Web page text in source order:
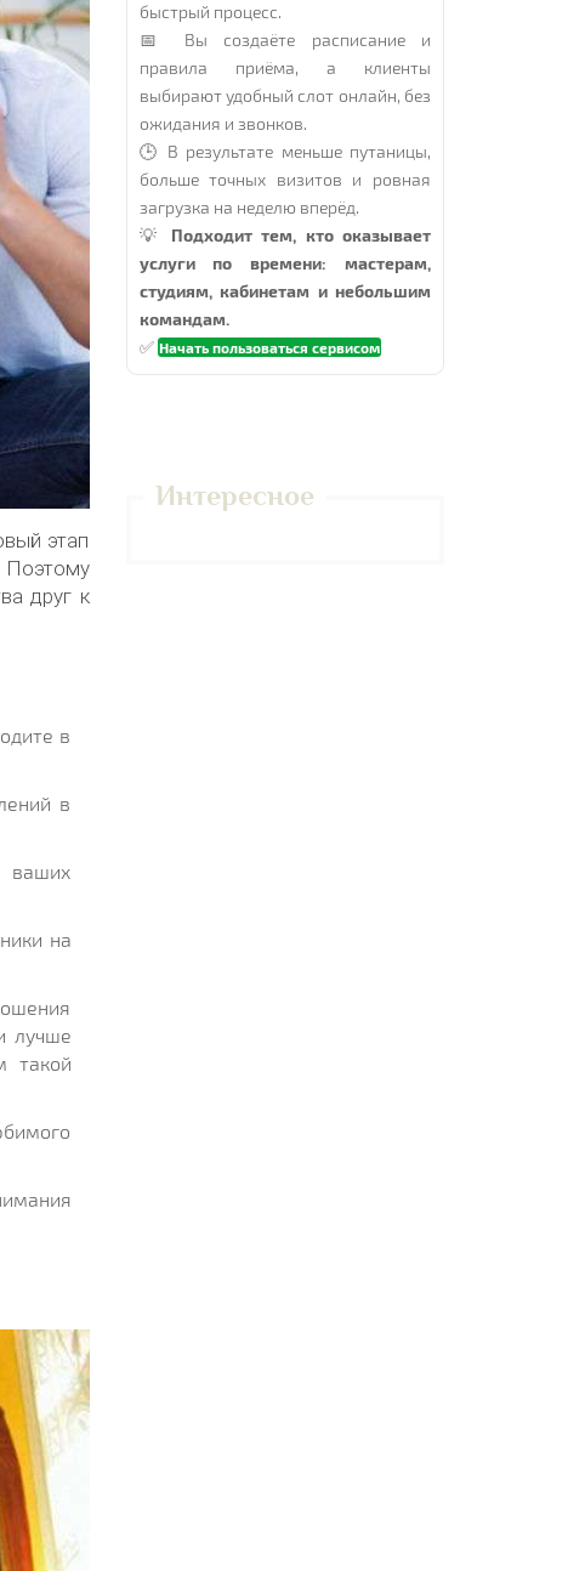
этап
Поэтому
друг к
в
в
ваших
на
лучше
такой
быстрый процесс.
📅 Вы создаёте расписание и
правила приёма, а клиенты
выбирают удобный слот онлайн, без
ожидания и звонков.
🕒 В результате меньше путаницы,
больше точных визитов и ровная
загрузка на неделю вперёд.
💡 Подходит тем, кто оказывает
услуги по времени: мастерам,
студиям, кабинетам и небольшим
командам.
✅ Начать пользоваться сервисом
Интересное